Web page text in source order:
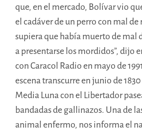
que, en el mercado, Bolívar vio
el cadáver de un perro con mal de
supiera que había muerto de mal
a presentarse los mordidos”, dijo
con Caracol Radio en mayo de
escena transcurre en junio de
Media Luna con el Libertador
bandadas de gallinazos. Una de
animal enfermo, nos informa el